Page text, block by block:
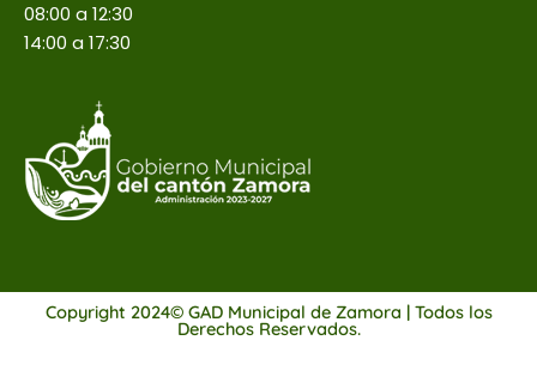
08:00 a 12:30
14:00 a 17:30
Copyright 2024© GAD Municipal de Zamora | Todos los
Derechos Reservados.